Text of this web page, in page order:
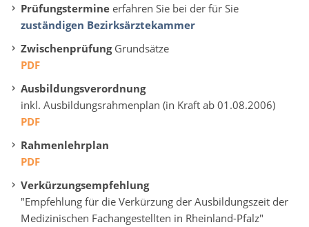
Prüfungstermine erfahren Sie bei der für Sie
zuständigen Bezirksärztekammer
ZwischenprüfungGrundsätze
PDF
Ausbildungsverordnung
inkl. Ausbildungsrahmenplan (in Kraft ab 01.08.2006)
PDF
Rahmenlehrplan
PDF
Verkürzungsempfehlung
"Empfehlung für die Verkürzung der Ausbildungszeit der
Medizinischen Fachangestellten in Rheinland-Pfalz"